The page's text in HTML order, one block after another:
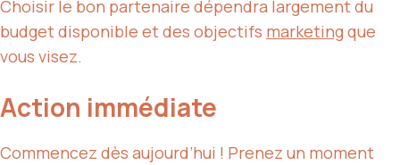
Choisir le bon partenaire dépendra largement du
budget disponible et des objectifs marketingque
vous visez.
Action immédiate
Commencez dès aujourd’hui ! Prenez un moment